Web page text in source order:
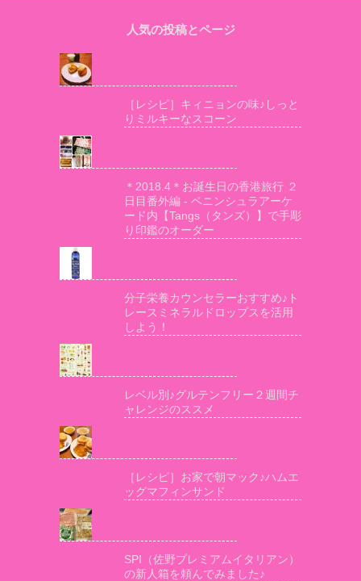
人気の投稿とページ
［レシピ］キィニョンの味♪しっと
りミルキーなスコーン
＊2018.4＊お誕生日の香港旅行 ２
日目番外編 - ペニンシュラアーケ
ード内【Tangs（タンズ）】で手彫
り印鑑のオーダー
分子栄養カウンセラーおすすめ♪ト
レースミネラルドロップスを活用
しよう！
レベル別♪グルテンフリー２週間チ
ャレンジのススメ
［レシピ］お家で朝マック♪ハムエ
ッグマフィンサンド
SPI（佐野プレミアムイタリアン）
の新人箱を頼んでみました♪